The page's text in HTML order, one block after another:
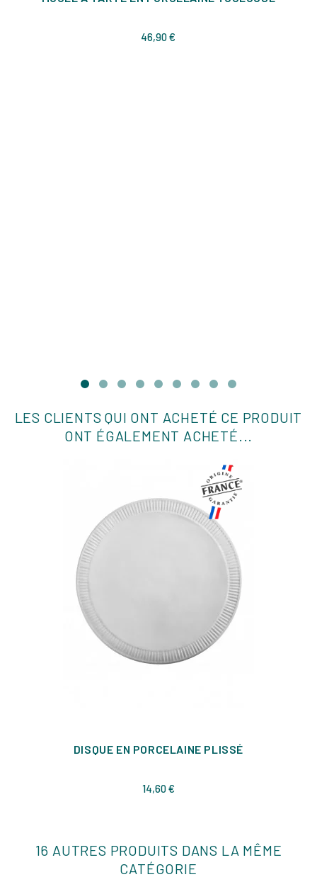
46,90 €
LES CLIENTS QUI ONT ACHETÉ CE PRODUIT
ONT ÉGALEMENT ACHETÉ...
DISQUE EN PORCELAINE PLISSÉ
14,60 €
16 AUTRES PRODUITS DANS LA MÊME
CATÉGORIE